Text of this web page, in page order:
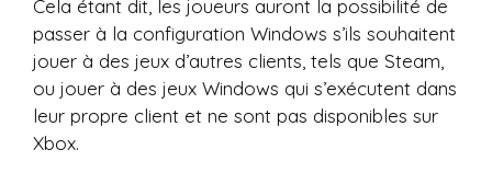
Cela étant dit, les joueurs auront la possibilité de
passer à la configuration Windows s’ils souhaitent
jouer à des jeux d’autres clients, tels que Steam,
ou jouer à des jeux Windows qui s’exécutent dans
leur propre client et ne sont pas disponibles sur
Xbox.